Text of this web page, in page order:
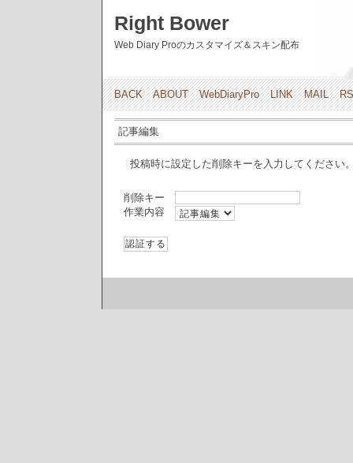
Right Bower
Web Diary Proのカスタマイズ＆スキン配布
BACK ABOUT WebDiaryPro LINK MAIL
記事編集
投稿時に設定した削除キーを入力してください
削除キー
作業内容